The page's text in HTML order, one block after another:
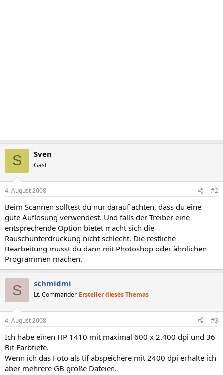
S Sven
Gast
4. August 2008 #2
Beim Scannen solltest du nur darauf achten, dass du eine
gute Auflösung verwendest. Und falls der Treiber eine
entsprechende Option bietet macht sich die
Rauschunterdrückung nicht schlecht. Die restliche
Bearbeitung musst du dann mit Photoshop oder ähnlichen
Programmen machen.
S schmidmi
Lt. Commander Ersteller dieses Themas
4. August 2008 #3
Ich habe einen HP 1410 mit maximal 600 x 2.400 dpi und 36
Bit Farbtiefe.
Wenn ich das Foto als tif abspeichere mit 2400 dpi erhalte ich
aber mehrere GB große Dateien.